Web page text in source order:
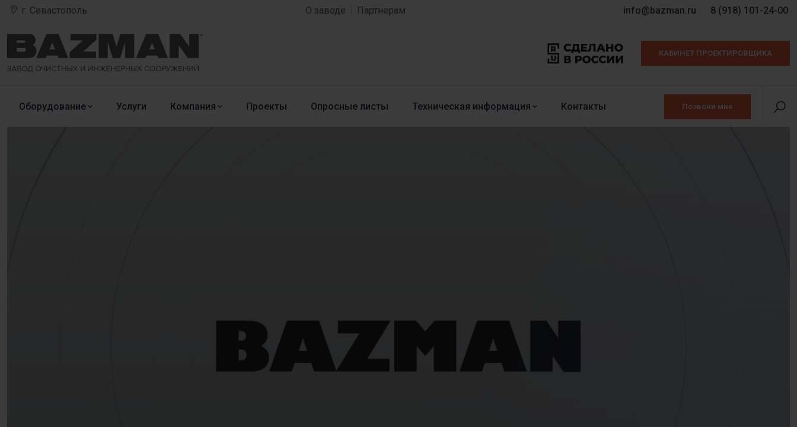
г. Севастополь О заводе Партнерам info@bazman.ru 8 (918) 101-24-00
КАБИНЕТ ПРОЕКТИРОВЩИКА
Оборудование Услуги Компания Проекты Опросные листы Техническая информация Контакты Позвони мне